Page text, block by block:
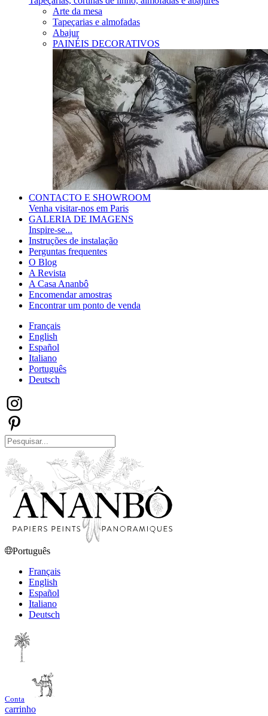
Arte da mesa
Tapeçarias e almofadas
Abajur
PAINÉIS DECORATIVOS
CONTACTO E SHOWROOM
Venha visitar-nos em Paris
GALERIA DE IMAGENS
Inspire-se...
Instruções de instalação
Perguntas frequentes
O Blog
A Revista
A Casa Ananbô
Encomendar amostras
Encontrar um ponto de venda
Français
English
Español
Italiano
Português
Deutsch
Português
Français
English
Español
Italiano
Deutsch
Conta
carrinho